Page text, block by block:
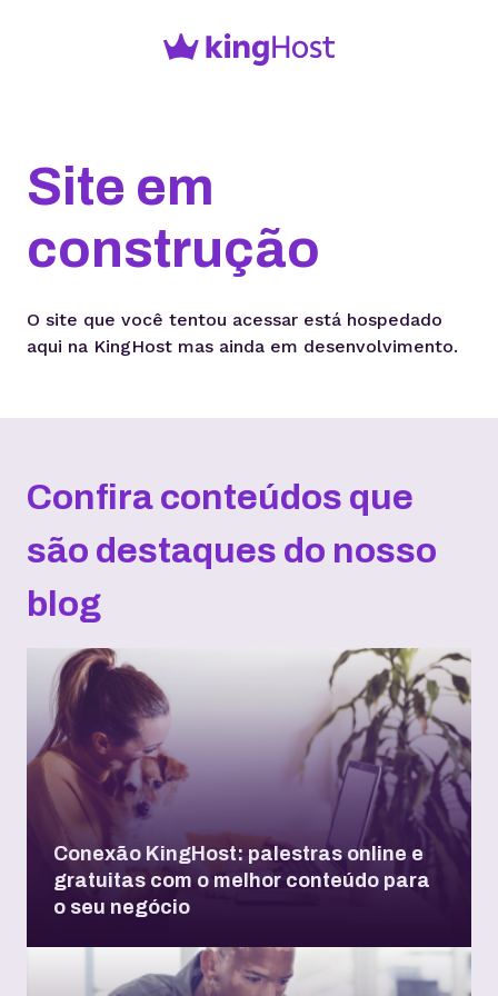
Site em
construção
O site que você tentou acessar está hospedado
aqui na KingHost mas ainda em desenvolvimento.
Confira conteúdos que
são destaques do nosso
blog
Conexão KingHost: palestras online e
gratuitas com o melhor conteúdo para
o seu negócio